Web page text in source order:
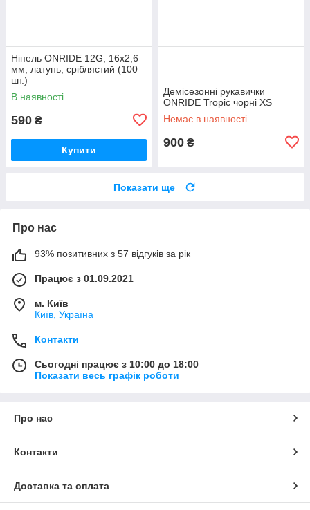
Ніпель ONRIDE 12G, 16x2,6
мм, латунь, сріблястий (100
шт.)
В наявності
590 ₴
Купити
Демісезонні рукавички
ONRIDE Tropic чорні XS
Немає в наявності
900 ₴
Показати ще
Про нас
93% позитивних з 57 відгуків за рік
Працює з 01.09.2021
м. Київ
Київ, Україна
Контакти
Сьогодні працює з 10:00 до 18:00
Показати весь графік роботи
Про нас
Контакти
Доставка та оплата